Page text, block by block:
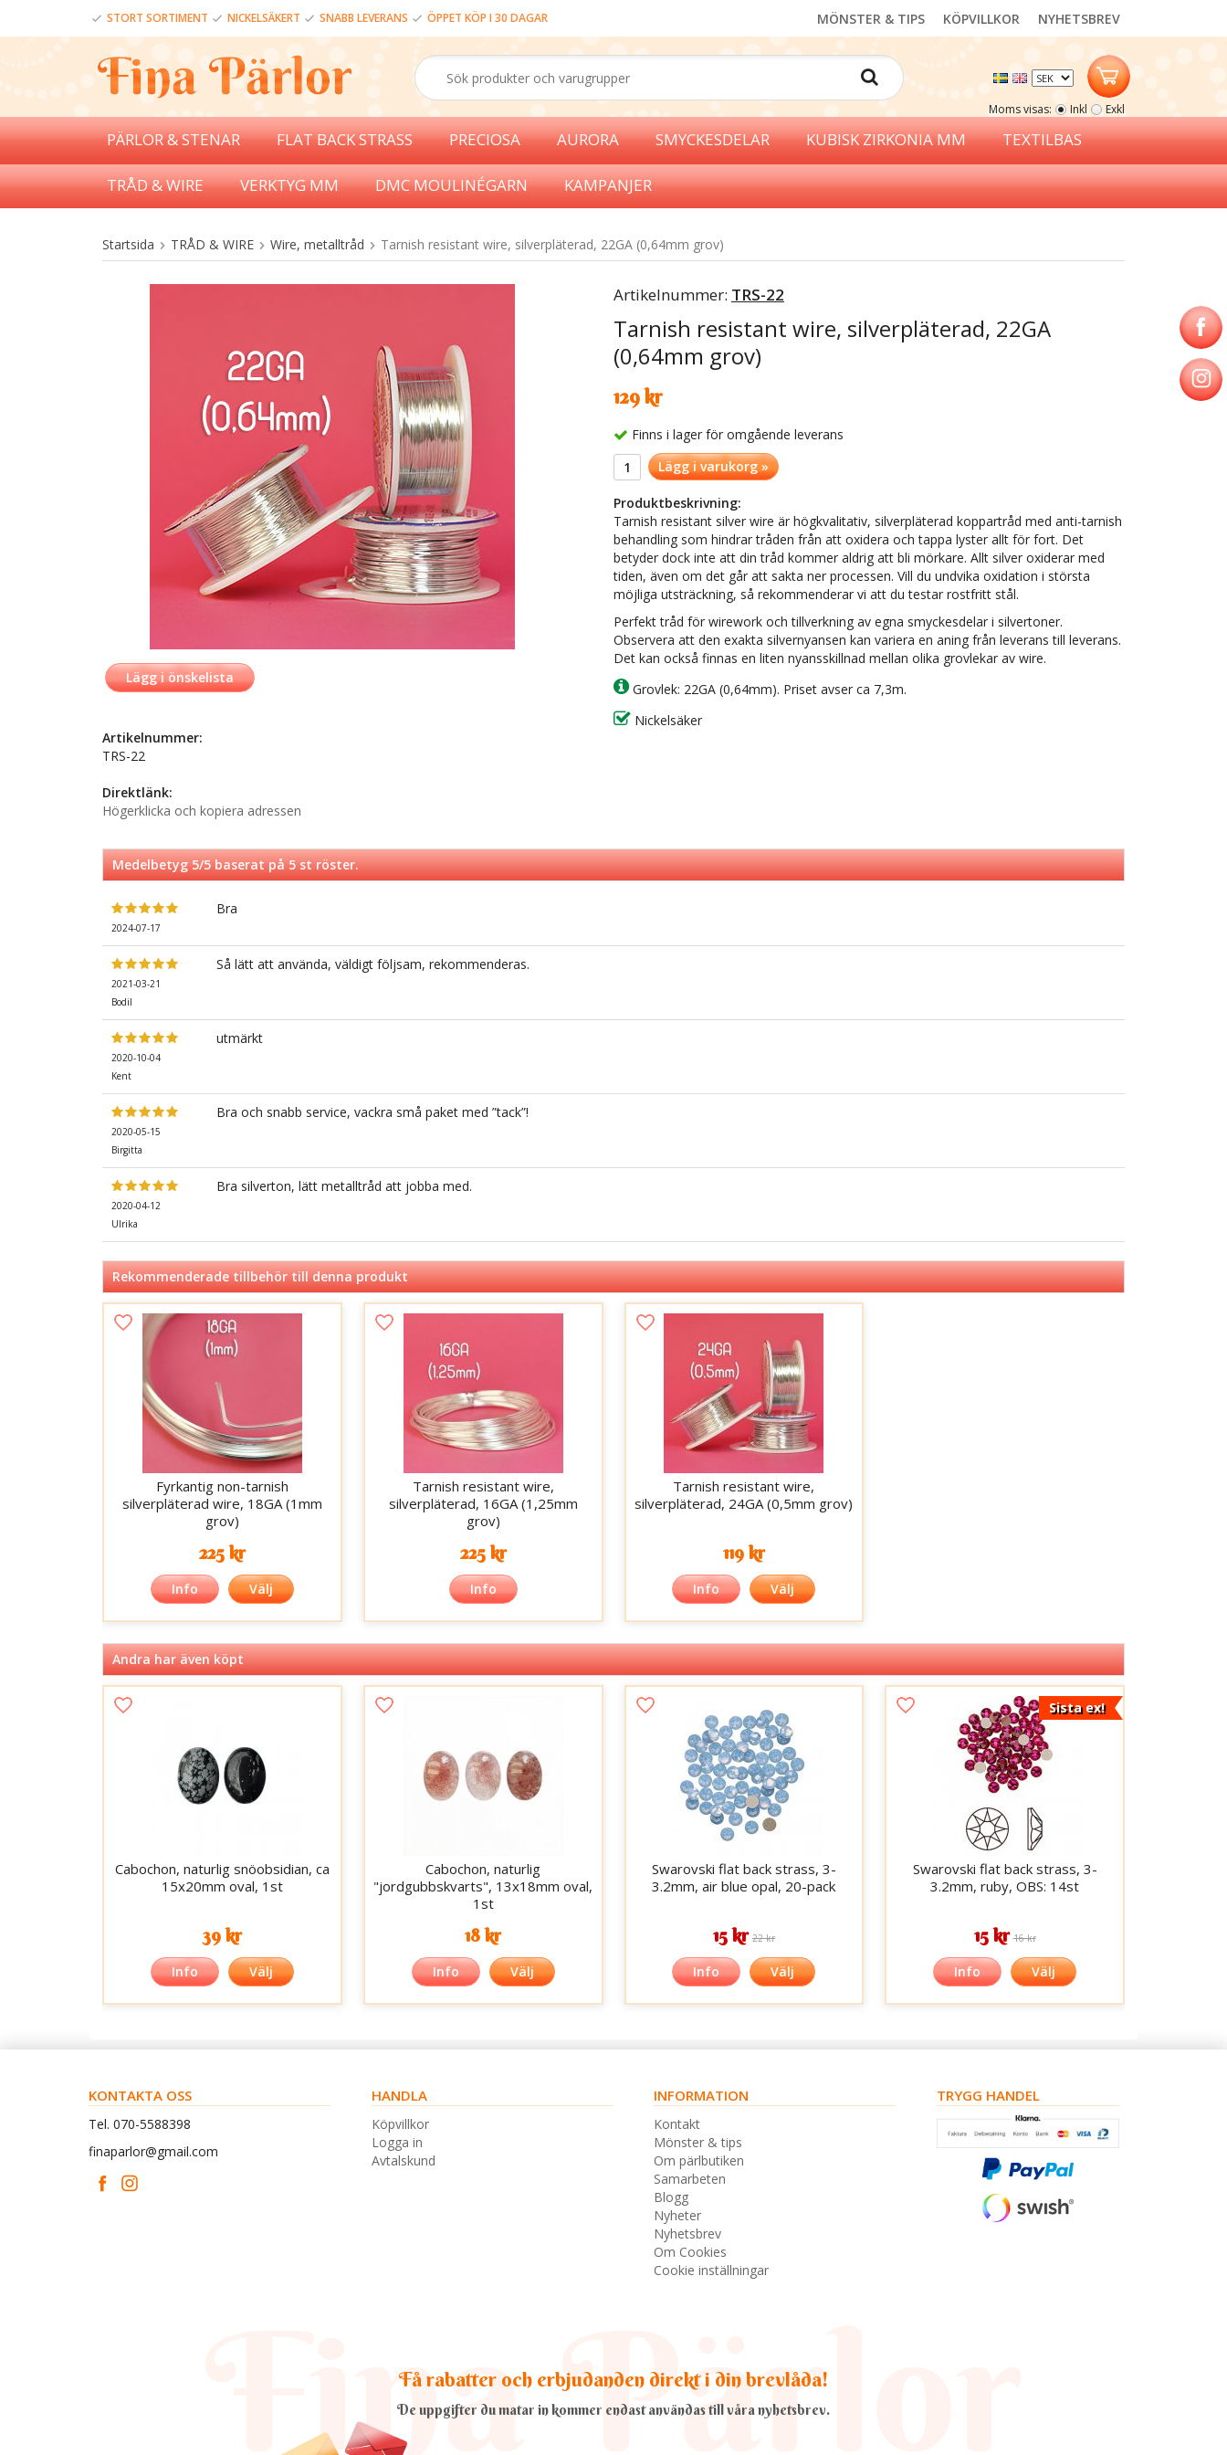
STORT SORTIMENT NICKELSÄKERT SNABB LEVERANS ÖPPET KÖP I 30 DAGAR NYHETSBREV
KÖPVILLKOR
MÖNSTER & TIPS
Moms visas: Inkl Exkl
PÄRLOR & STENAR FLAT BACK STRASS PRECIOSA AURORA SMYCKESDELAR KUBISK ZIRKONIA MM TEXTILBAS
TRÅD & WIRE VERKTYG MM DMC MOULINÉGARN KAMPANJER
Startsida TRÅD & WIRE Wire, metalltråd Tarnish resistant wire, silverpläterad, 22GA (0,64mm grov)
Artikelnummer: TRS-22
Tarnish resistant wire, silverpläterad, 22GA
(0,64mm grov)
129 kr
Finns i lager för omgående leverans
Lägg i varukorg »
Produktbeskrivning:
Tarnish resistant silver wire är högkvalitativ, silverpläterad koppartråd med anti-tarnish
behandling som hindrar tråden från att oxidera och tappa lyster allt för fort. Det
betyder dock inte att din tråd kommer aldrig att bli mörkare. Allt silver oxiderar med
tiden, även om det går att sakta ner processen. Vill du undvika oxidation i största
möjliga utsträckning, så rekommenderar vi att du testar rostfritt stål.
Perfekt tråd för wirework och tillverkning av egna smyckesdelar i silvertoner.
Observera att den exakta silvernyansen kan variera en aning från leverans till leverans.
Det kan också finnas en liten nyansskillnad mellan olika grovlekar av wire.
Grovlek: 22GA (0,64mm). Priset avser ca 7,3m.
Nickelsäker
Lägg i önskelista
Artikelnummer:
TRS-22
Direktlänk:
Högerklicka och kopiera adressen
Medelbetyg5/5 baserat på5st röster.
2024-07-17
Bra
2021-03-21
Bodil
Så lätt att använda, väldigt följsam, rekommenderas.
2020-10-04
Kent
utmärkt
2020-05-15
Birgitta
Bra och snabb service, vackra små paket med ”tack”!
2020-04-12
Ulrika
Bra silverton, lätt metalltråd att jobba med.
Rekommenderade tillbehör till denna produkt
Fyrkantig non-tarnish
silverpläterad wire, 18GA (1mm
grov)
225 kr
Info Välj
Tarnish resistant wire,
silverpläterad, 16GA (1,25mm
grov)
225 kr
Info
Tarnish resistant wire,
silverpläterad, 24GA (0,5mm grov)
119 kr
Info Välj
Andra har även köpt
Cabochon, naturlig snöobsidian, ca
15x20mm oval, 1st
39 kr
Info Välj
Cabochon, naturlig
"jordgubbskvarts", 13x18mm oval,
1st
18 kr
Info Välj
Swarovski flat back strass, 3-
3.2mm, air blue opal, 20-pack
15 kr 22 kr
Info Välj
Sista ex!
Swarovski flat back strass, 3-
3.2mm, ruby, OBS: 14st
15 kr 16 kr
Info Välj
KONTAKTA OSS
Tel. 070-5588398
finaparlor@gmail.com
HANDLA
Köpvillkor
Logga in
Avtalskund
INFORMATION
Kontakt
Mönster & tips
Om pärlbutiken
Samarbeten
Blogg
Nyheter
Nyhetsbrev
Om Cookies
Cookie inställningar
TRYGG HANDEL
Få rabatter och erbjudanden direkt i din brevlåda!
De uppgifter du matar in kommer endast användas till våra nyhetsbrev.